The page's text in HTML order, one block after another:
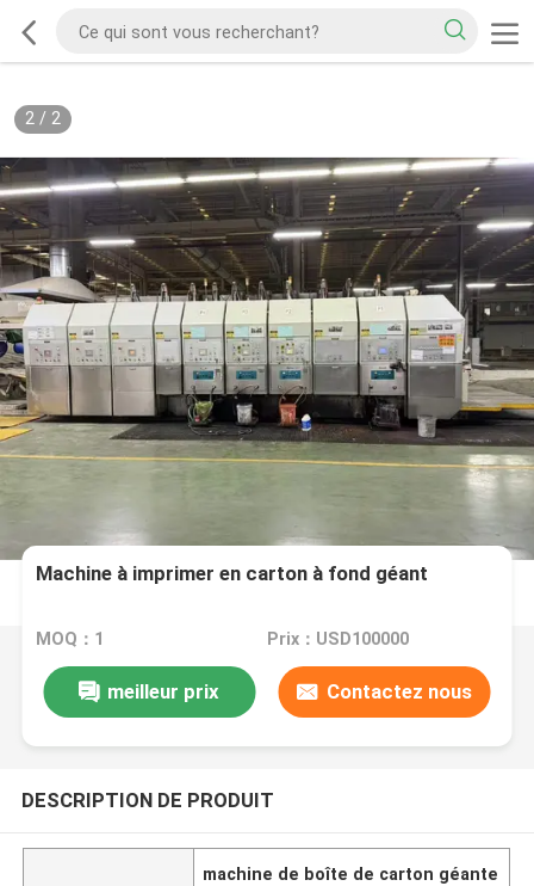
2/ 2
Machine à imprimer en carton à fond géant
MOQ：1 Prix：USD100000
meilleur prix Contactez nous
DESCRIPTION DE PRODUIT
machine de boîte de carton géante